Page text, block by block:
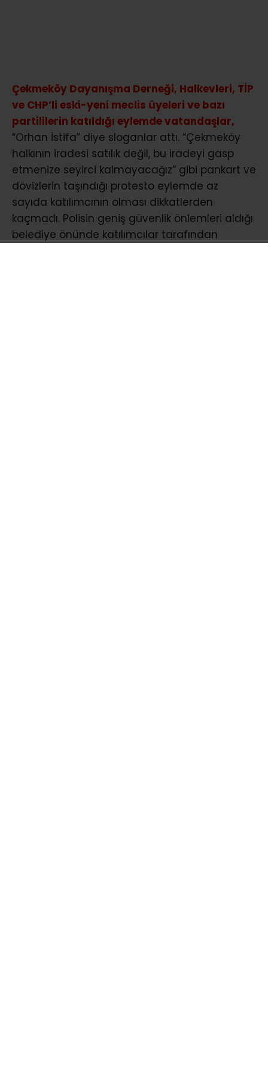
Çekmeköy Dayanışma Derneği, Halkevleri, TİP
ve CHP’li eski-yeni meclis üyeleri ve bazı
partililerin katıldığı eylemde vatandaşlar,
“Orhan İstifa” diye sloganlar attı. “Çekmeköy
halkının iradesi satılık değil, bu iradeyi gasp
etmenize seyirci kalmayacağız” gibi pankart ve
dövizlerin taşındığı protesto eylemde az
sayıda katılımcının olması dikkatlerden
kaçmadı. Polisin geniş güvenlik önlemleri aldığı
belediye önünde katılımcılar tarafından